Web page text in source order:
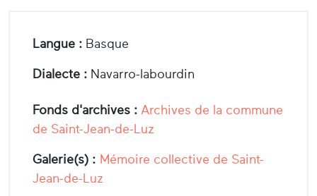
Langue : Basque
Dialecte : Navarro-labourdin
Fonds d'archives : Archives de la commune
de Saint-Jean-de-Luz
Galerie(s) : Mémoire collective de Saint-
Jean-de-Luz